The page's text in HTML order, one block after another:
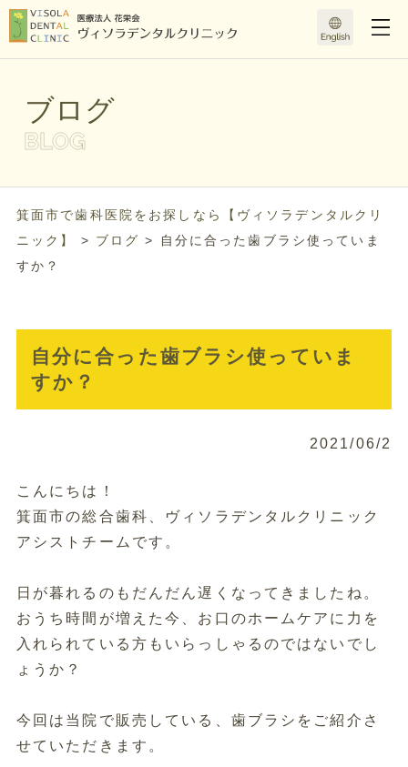
ブログ
箕面市で歯科医院をお探しなら【ヴィソラデンタルクリ
ニック】
> ブログ >
自分に合った歯ブラシ使っていま
すか？
自分に合った歯ブラシ使っていま
すか？
2021/06/2
こんにちは！
箕面市の総合歯科、ヴィソラデンタルクリニック
アシストチームです。
日が暮れるのもだんだん遅くなってきましたね。
おうち時間が増えた今、お口のホームケアに力を
入れられている方 もいらっしゃるのではないでし
ょうか？
今回は当院で販売している、歯ブラシをご紹介さ
せていただきます 。